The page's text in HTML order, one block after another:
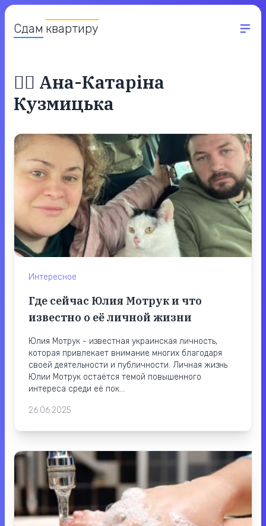
Сдам квартиру
✍🏻 Ана-Катаріна
Кузмицька
Интересное
Где сейчас Юлия Мотрук и что
известно о её личной жизни
Юлия Мотрук - известная украинская личность,
которая привлекает внимание многих благодаря
своей деятельности и публичности. Личная жизнь
Юлии Мотрук остаётся темой повышенного
интереса среди её пок...
26.06.2025